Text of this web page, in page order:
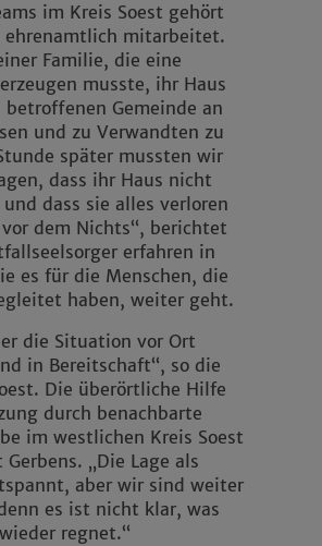
im Kreis Soest gehört
ehrenamtlich mitarbeitet.
Familie, die eine
musste, ihr Haus
betroffenen Gemeinde an
und zu Verwandten zu
später mussten wir
dass ihr Haus nicht
dass sie alles verloren
dem Nichts“, berichtet
erfahren in
es für die Menschen, die
haben, weiter geht.
die Situation vor Ort
in Bereitschaft“, so die
Die überörtliche Hilfe
durch benachbarte
im westlichen Kreis Soest
„Die Lage als
aber wir sind weiter
es ist nicht klar, was
regnet.“